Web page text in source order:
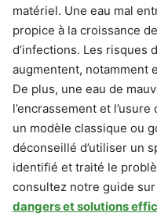
matériel. Une eau mal
propice à la croissance
d’infections. Les risques
augmentent, notamment
De plus, une eau de
l’encrassement et
un modèle classique ou
déconseillé d’utiliser un
identifié et traité le
consultez notre guide sur
dangers et solutions